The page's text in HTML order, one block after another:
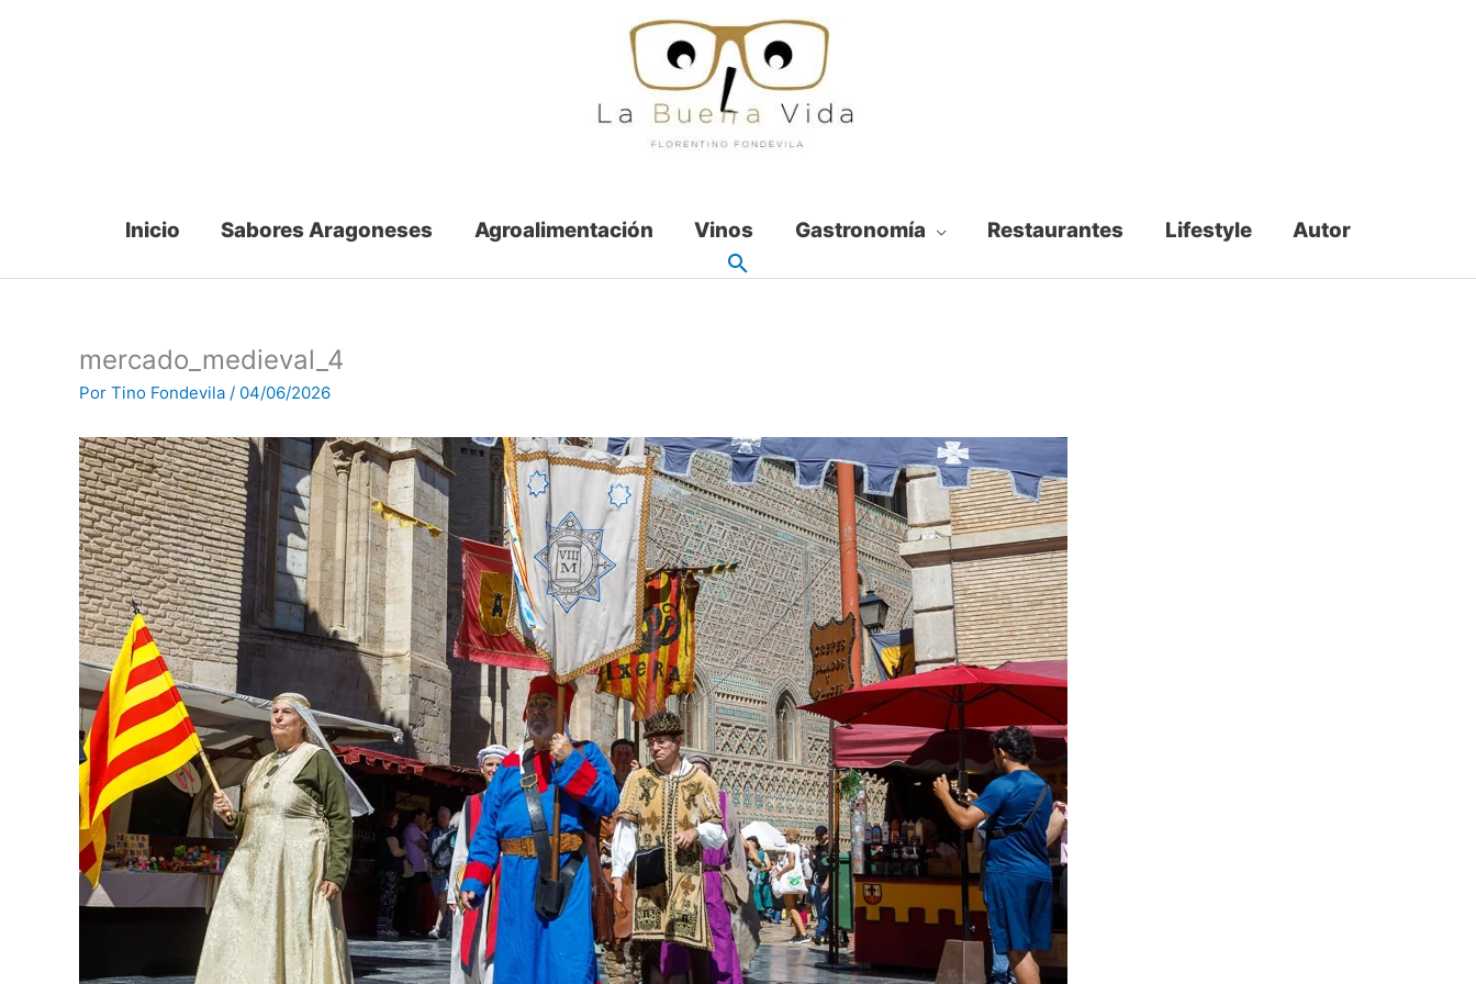
Inicio Sabores Aragoneses Agroalimentación Vinos Gastronomía Restaurantes Lifestyle Autor
mercado_medieval_4
Por Tino Fondevila / 04/06/2026